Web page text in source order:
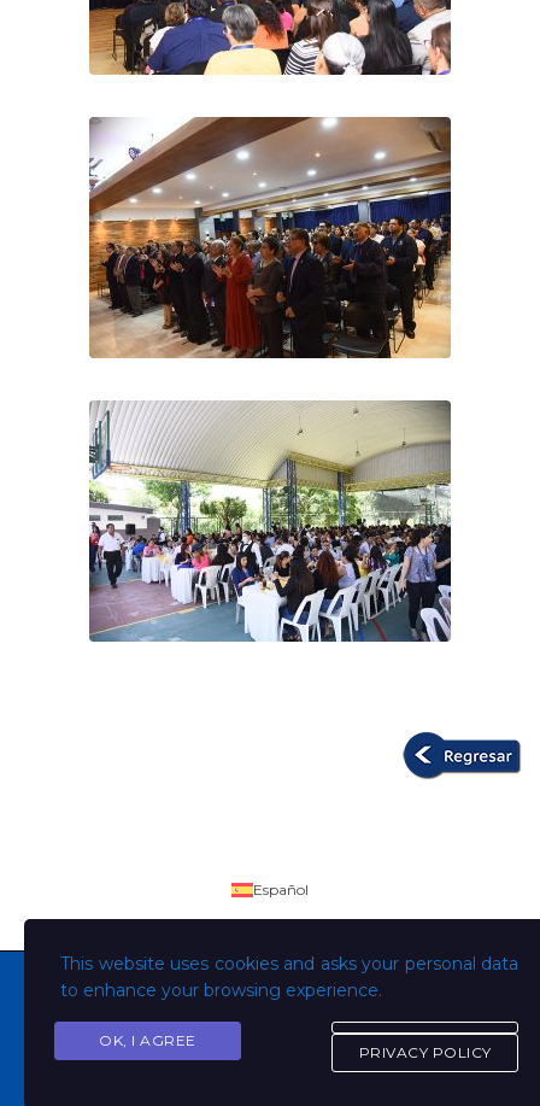
Copyright © Todos los derechos son de la Universidad
This website uses cookies and asks your personal data
to enhance your browsing experience.
OK, I AGREE
PRIVACY POLICY
Español